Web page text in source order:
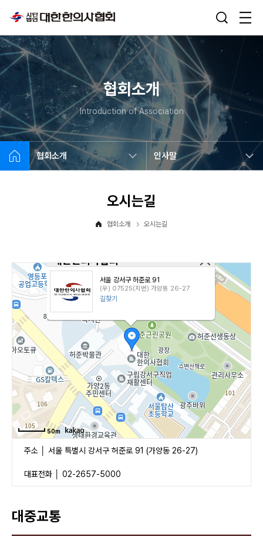
협회소개
Introduction of Association
협회소개 인사말
오시는길
협회소개 오시는길
대한한의사협회
서울 강서구 허준로 91
(우) 07525(지번) 가양동 26-27
길찾기
50m
주소 │ 서울 특별시 강서구 허준로 91 (가양동 26-27)
대표전화 │ 02-2657-5000
대중교통